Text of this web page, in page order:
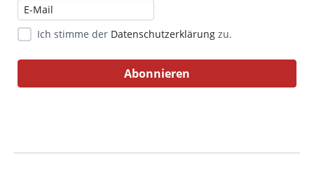
Ich stimme der Datenschutzerklärung zu.